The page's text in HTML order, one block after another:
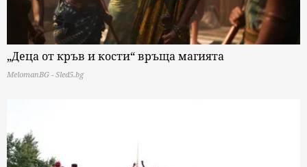
„Деца от кръв и кости“ връща магията
MelomanBG - Sled5.bg